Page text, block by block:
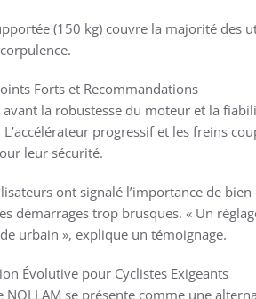
(150 kg) couvre la majorité des
Forts et Recommandations
la robustesse du moteur et la
L’accélérateur progressif et les freins
leur sécurité.
ont signalé l’importance de bien
démarrages trop brusques. « Un
urbain », explique un témoignage.
Évolutive pour Cyclistes Exigeants
NOLLAM se présente comme une